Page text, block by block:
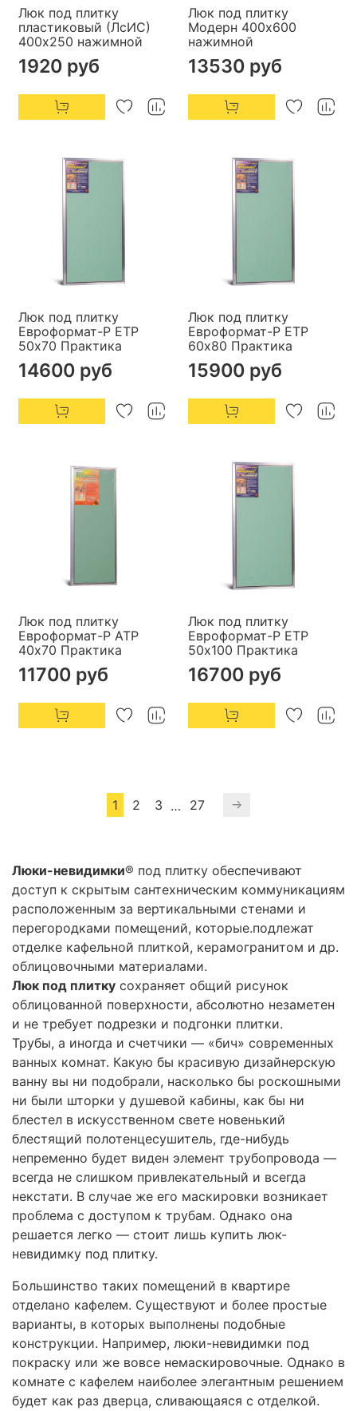
Люк под плитку
пластиковый (ЛсИС)
400х250 нажимной
1920 руб
Люк под плитку
Модерн 400х600
нажимной
13530 руб
Люк под плитку
Евроформат-Р ЕТР
50х70 Практика
14600 руб
Люк под плитку
Евроформат-Р ЕТР
60х80 Практика
15900 руб
Люк под плитку
Евроформат-Р АТР
40х70 Практика
11700 руб
Люк под плитку
Евроформат-Р ЕТР
50х100 Практика
16700 руб
1 2 3 … 27
Люки-невидимки® под плитку обеспечивают
доступ к скрытым сантехническим коммуникациям
расположенным за вертикальными стенами и
перегородками помещений, которые.подлежат
отделке кафельной плиткой, керамогранитом и др.
облицовочными материалами.
Люк под плитку сохраняет общий рисунок
облицованной поверхности, абсолютно незаметен
и не требует подрезки и подгонки плитки.
Трубы, а иногда и счетчики — «бич» современных
ванных комнат. Какую бы красивую дизайнерскую
ванну вы ни подобрали, насколько бы роскошными
ни были шторки у душевой кабины, как бы ни
блестел в искусственном свете новенький
блестящий полотенцесушитель, где-нибудь
непременно будет виден элемент трубопровода —
всегда не слишком привлекательный и всегда
некстати. В случае же его маскировки возникает
проблема с доступом к трубам. Однако она
решается легко — стоит лишь купить люк-
невидимку под плитку.
Большинство таких помещений в квартире
отделано кафелем. Существуют и более простые
варианты, в которых выполнены подобные
конструкции. Например, люки-невидимки под
покраску или же вовсе немаскировочные. Однако в
комнате с кафелем наиболее элегантным решением
будет как раз дверца, сливающаяся с отделкой.